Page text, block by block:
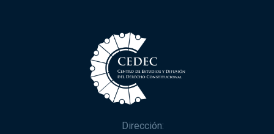
Dirección: